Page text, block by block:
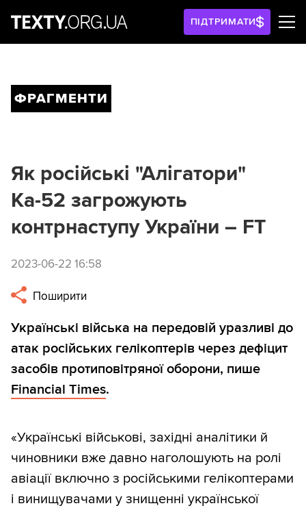
ПІДТРИМАТИ
ФРАГМЕНТИ
Як російські "Алігатори"
Ка-52 загрожують
контрнаступу України – FT
2023-06-22 16:58
Поширити
Українські війська на передовій уразливі до
атак російських гелікоптерів через дефіцит
засобів протиповітряної оборони, пише
Financial Times.
«Українські військові, західні аналітики й
чиновники вже давно наголошують на ролі
авіації включно з російськими гелікоптерами
і винищувачами у знищенні української